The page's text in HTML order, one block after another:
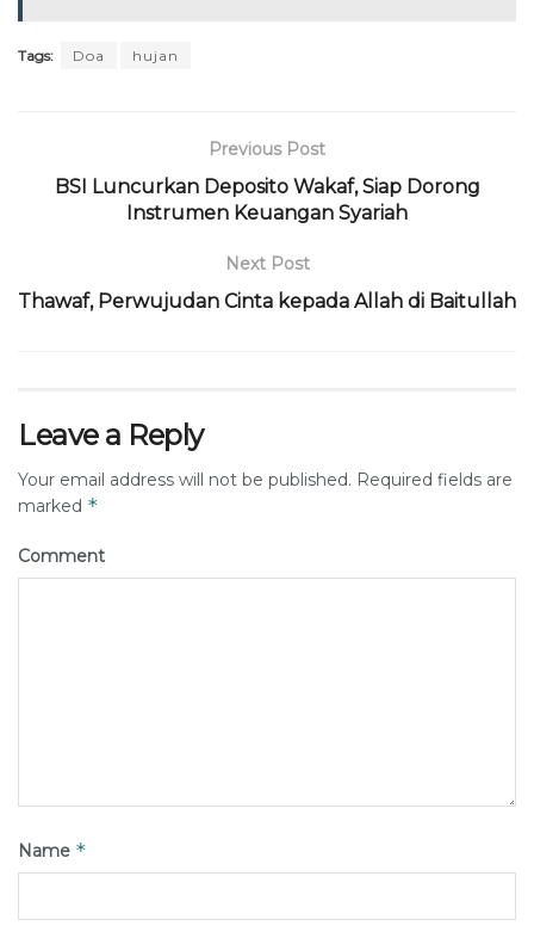
Tags: Doa hujan
Previous Post
BSI Luncurkan Deposito Wakaf, Siap Dorong
Instrumen Keuangan Syariah
Next Post
Thawaf, Perwujudan Cinta kepada Allah di Baitullah
Leave a Reply
Your email address will not be published. Required fields are
marked *
Comment
Name *